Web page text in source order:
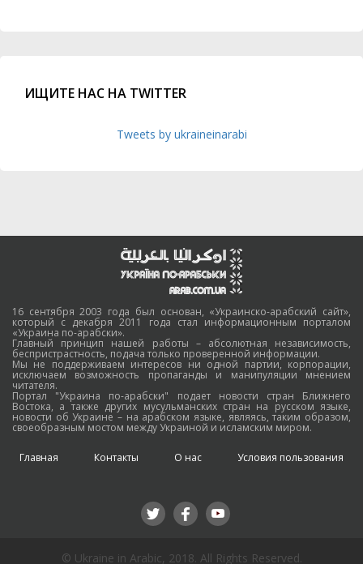
ИЩИТЕ НАС НА TWITTER
Tweets by ukraineinarabi
16 сентября 2003 года был основан, «Украинско-арабский сайт»,
который с декабря 2011 года стал информационным порталом
«Украина по-арабски».
Главный принцип нашей работы – абсолютная независимость,
беспристрастность, подача только проверенной информации.
Мы не поддерживаем интересов ни одной партии, корпорации,
исключаем возможность пропаганды и манипуляции мнением
читателя.
Портал "Украина по-арабски" подает новости стран Ближнего
Востока, а также других мусульманских стран на русском языке,
новости об Украине – на арабском языке, являясь, таким образом,
своеобразным мостом между Украиной и исламским миром.
Главная Контакты О нас Условия пользования
© Ukraine in Arabic, 2018. All Rights Reserved.